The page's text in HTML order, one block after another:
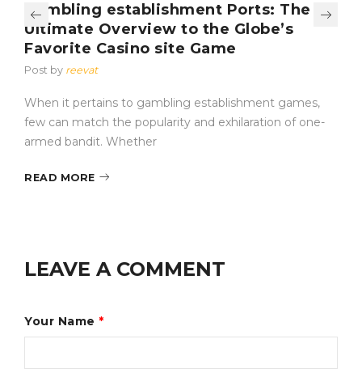
Gambling establishment Ports: The
Ultimate Overview to the Globe’s
Favorite Casino site Game
Post by reevat
When it pertains to gambling establishment games,
few can match the popularity and exhilaration of one-
armed bandit. Whether
READ MORE
LEAVE A COMMENT
Your Name *